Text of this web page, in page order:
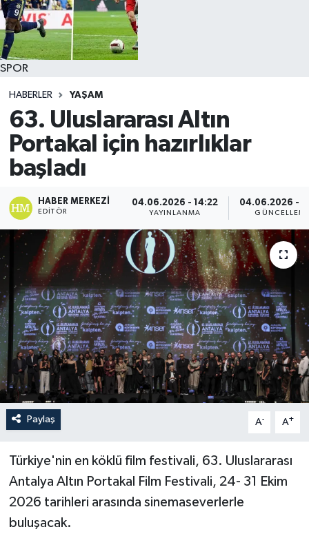
SPOR
HABERLER YAŞAM
63. Uluslararası Altın
Portakal için hazırlıklar
başladı
HABER MERKEZI
EDITÖR
04.06.2026 - 14:22
YAYINLANMA
04.06.2026 -
Paylaş A- A+
Türkiye'nin en köklü film festivali, 63. Uluslararası
Antalya Altın Portakal Film Festivali, 24- 31 Ekim
2026 tarihleri arasında sinemaseverlerle
buluşacak.